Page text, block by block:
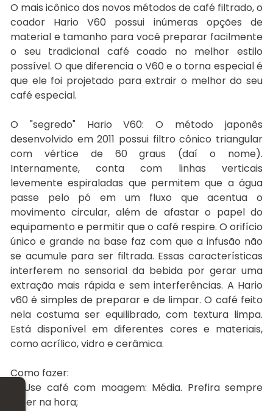
O mais icônico dos novos métodos de café filtrado, o
coador Hario V60 possui inúmeras opções de
material e tamanho para você preparar facilmente
o seu tradicional café coado no melhor estilo
possível. O que diferencia o V60 e o torna especial é
que ele foi projetado para extrair o melhor do seu
café especial.
O "segredo" Hario V60: O método japonês
desenvolvido em 2011 possui filtro cônico triangular
com vértice de 60 graus (daí o nome).
Internamente, conta com linhas verticais
levemente espiraladas que permitem que a água
passe pelo pó em um fluxo que acentua o
movimento circular, além de afastar o papel do
equipamento e permitir que o café respire. O orifício
único e grande na base faz com que a infusão não
se acumule para ser filtrada. Essas características
interferem no sensorial da bebida por gerar uma
extração mais rápida e sem interferências. A Hario
v60 é simples de preparar e de limpar. O café feito
nela costuma ser equilibrado, com textura limpa.
Está disponível em diferentes cores e materiais,
como acrílico, vidro e cerâmica.
Como fazer:
1- Use café com moagem: Média. Prefira sempre
moer na hora;